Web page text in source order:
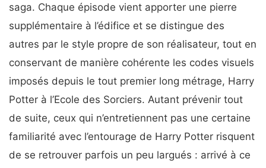
saga. Chaque épisode vient apporter une pierre
supplémentaire à l’édifice et se distingue des
autres par le style propre de son réalisateur, tout en
conservant de manière cohérente les codes visuels
imposés depuis le tout premier long métrage, Harry
Potter à l’Ecole des Sorciers. Autant prévenir tout
de suite, ceux qui n’entretiennent pas une certaine
familiarité avec l’entourage de Harry Potter risquent
de se retrouver parfois un peu largués : arrivé à ce